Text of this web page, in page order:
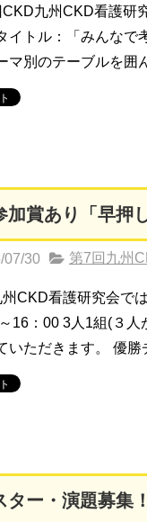
九州CKD看護研
ル：「みんなで考
マ別のテーブルを囲
賞あり「早押
07/30 第7回九州
CKD看護研究会で
16：00 3人1組(３
いただきます。 優
ター・演題募集